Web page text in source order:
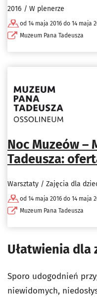
2016 / W plenerze
od 14 maja 2016 do 14 maja
Muzeum Pana Tadeusza
Noc Muzeów –
Tadeusza:
Warsztaty / Zajęcia dla
od 14 maja 2016 do 14 maja
Muzeum Pana Tadeusza
Ułatwienia dla
Sporo udogodnień
niewidomych,